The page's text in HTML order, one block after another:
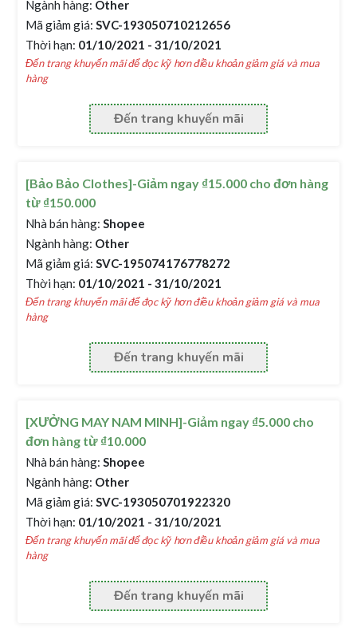
Ngành hàng: Other
Mã giảm giá: SVC-193050710212656
Thời hạn: 01/10/2021 - 31/10/2021
Đến trang khuyến mãi để đọc kỹ hơn điều khoản giảm giá và mua
hàng
Đến trang khuyến mãi
[Bảo Bảo Clothes]-Giảm ngay ₫15.000 cho đơn hàng
từ ₫150.000
Nhà bán hàng: Shopee
Ngành hàng: Other
Mã giảm giá: SVC-195074176778272
Thời hạn: 01/10/2021 - 31/10/2021
Đến trang khuyến mãi để đọc kỹ hơn điều khoản giảm giá và mua
hàng
Đến trang khuyến mãi
[XƯỞNG MAY NAM MINH]-Giảm ngay ₫5.000 cho
đơn hàng từ ₫10.000
Nhà bán hàng: Shopee
Ngành hàng: Other
Mã giảm giá: SVC-193050701922320
Thời hạn: 01/10/2021 - 31/10/2021
Đến trang khuyến mãi để đọc kỹ hơn điều khoản giảm giá và mua
hàng
Đến trang khuyến mãi